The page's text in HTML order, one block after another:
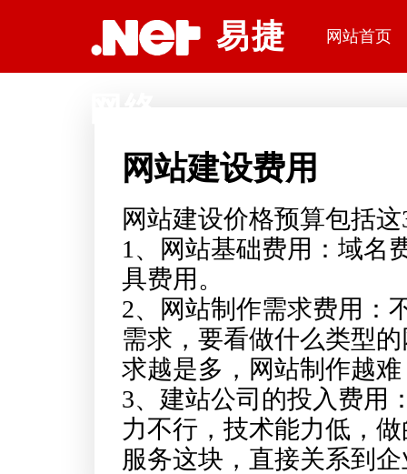
易捷
网站首页
网站建设费用
网站建设价格预算包括
1、网站基础费用：域名
具费用。
2、网站制作需求费用：
需求，要看做什么类型
求越是多，网站制作越
3、建站公司的投入费用
力不行，技术能力低，
服务这块，直接关系到